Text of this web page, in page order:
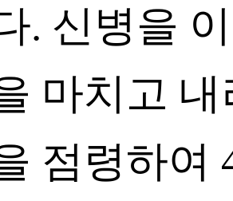
. 신병을
마치고
점령하여